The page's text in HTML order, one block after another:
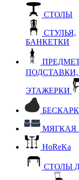
СТОЛЫ
СТУЛЬЯ,
БАНКЕТКИ
ЭТАЖЕРКИ
МЯГКАЯ
HoReKa
СТОЛЫ